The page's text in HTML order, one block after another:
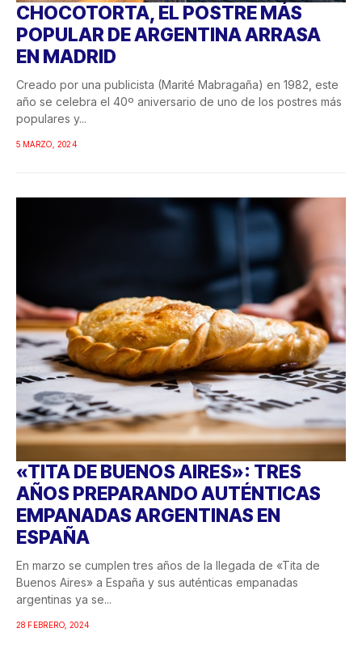
CHOCOTORTA, EL POSTRE MÁS
POPULAR DE ARGENTINA ARRASA
EN MADRID
Creado por una publicista (Marité Mabragaña) en 1982, este
año se celebra el 40º aniversario de uno de los postres más
populares y...
5 MARZO, 2024
«TITA DE BUENOS AIRES»: TRES
AÑOS PREPARANDO AUTÉNTICAS
EMPANADAS ARGENTINAS EN
ESPAÑA
En marzo se cumplen tres años de la llegada de «Tita de
Buenos Aires» a España y sus auténticas empanadas
argentinas ya se...
28 FEBRERO, 2024